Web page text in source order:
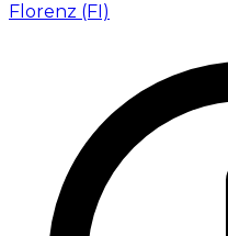
Florenz (FI)